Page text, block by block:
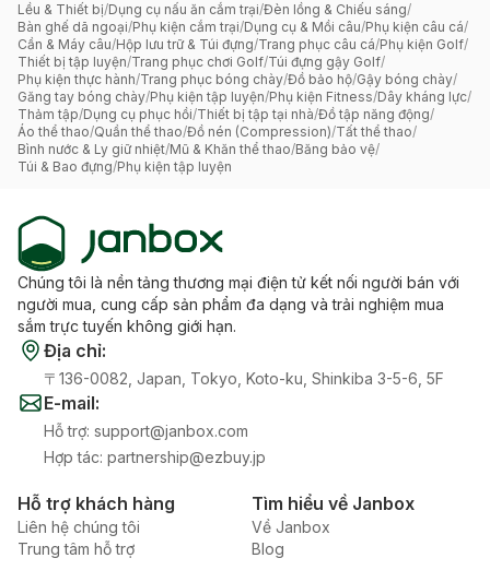
Lều & Thiết bị/Dụng cụ nấu ăn cắm trại/Đèn lồng & Chiếu sáng/
Bàn ghế dã ngoại/Phụ kiện cắm trại/Dụng cụ & Mồi câu/Phụ kiện câu cá/
Cần & Máy câu/Hộp lưu trữ & Túi đựng/Trang phục câu cá/Phụ kiện Golf/
Thiết bị tập luyện/Trang phục chơi Golf/Túi đựng gậy Golf/
Phụ kiện thực hành/Trang phục bóng chày/Đồ bảo hộ/Gậy bóng chày/
Găng tay bóng chày/Phụ kiện tập luyện/Phụ kiện Fitness/Dây kháng lực/
Thảm tập/Dụng cụ phục hồi/Thiết bị tập tại nhà/Đồ tập năng động/
Áo thể thao/Quần thể thao/Đồ nén (Compression)/Tất thể thao/
Bình nước & Ly giữ nhiệt/Mũ & Khăn thể thao/Băng bảo vệ/
Túi & Bao đựng/Phụ kiện tập luyện
Chúng tôi là nền tảng thương mại điện tử kết nối người bán với
người mua, cung cấp sản phẩm đa dạng và trải nghiệm mua
sắm trực tuyến không giới hạn.
Địa chỉ:
〒136-0082, Japan, Tokyo, Koto-ku, Shinkiba 3-5-6, 5F
E-mail:
Hỗ trợ: support@janbox.com
Hợp tác: partnership@ezbuy.jp
Hỗ trợ khách hàng
Liên hệ chúng tôi
Trung tâm hỗ trợ
Tìm hiểu về Janbox
Về Janbox
Blog